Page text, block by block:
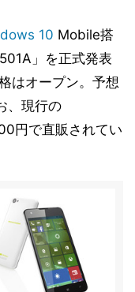
10 Mobile搭
」を正式発表
はオープン。予想
、現行の
円で直販されてい